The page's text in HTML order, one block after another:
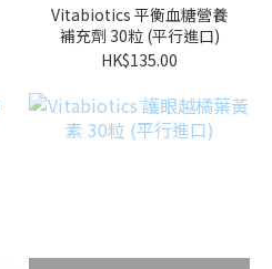
Vitabiotics 平衡血糖營養
補充劑 30粒 (平行進口)
HK$135.00